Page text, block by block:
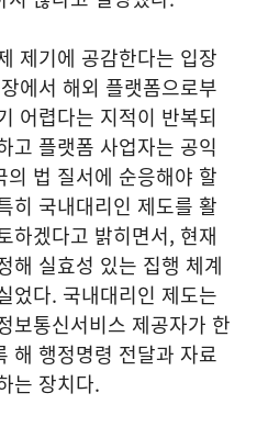
제기에 공감한다는 입장
에서 해외 플랫폼으로부
어렵다는 지적이 반복되
고 플랫폼 사업자는 공익
법 질서에 순응해야 할
히 국내대리인 제도를 활
하겠다고 밝히면서, 현재
해 실효성 있는 집행 체계
었다. 국내대리인 제도는
보통신서비스 제공자가 한
해 행정명령 전달과 자료
는 장치다.